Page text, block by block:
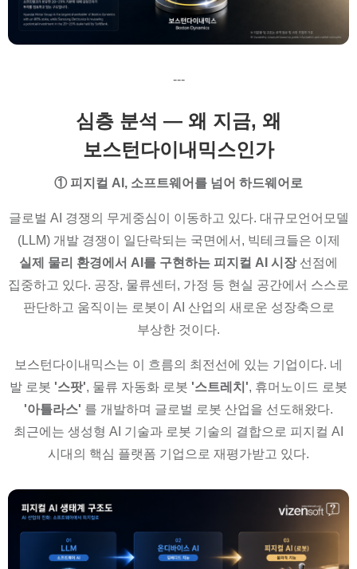
---
심층 분석 — 왜 지금, 왜
보스턴다이내믹스인가
① 피지컬 AI, 소프트웨어를 넘어 하드웨어로
글로벌 AI 경쟁의 무게중심이 이동하고 있다. 대규모언어모델
(LLM) 개발 경쟁이 일단락되는 국면에서, 빅테크들은 이제
실제 물리 환경에서 AI를 구현하는 피지컬 AI 시장선점에
집중하고 있다. 공장, 물류센터, 가정 등 현실 공간에서 스스로
판단하고 움직이는 로봇이 AI 산업의 새로운 성장축으로
부상한 것이다.
보스턴다이내믹스는 이 흐름의 최전선에 있는 기업이다. 네
발 로봇 '스팟', 물류 자동화 로봇 '스트레치', 휴머노이드 로봇
'아틀라스' 를 개발하며 글로벌 로봇 산업을 선도해왔다.
최근에는 생성형 AI 기술과 로봇 기술의 결합으로 피지컬 AI
시대의 핵심 플랫폼 기업으로 재평가받고 있다.